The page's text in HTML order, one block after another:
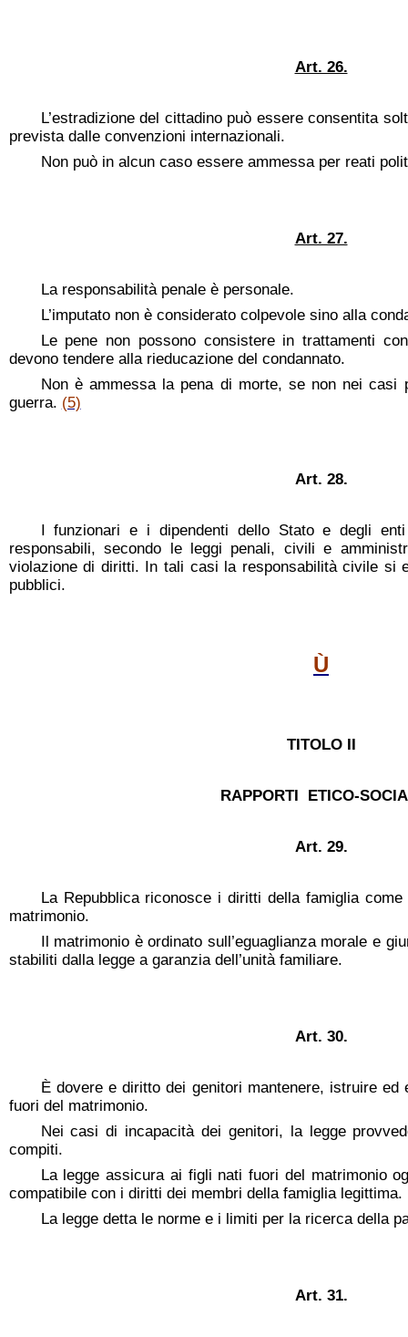
Art. 26.
L’estradizione del cittadino può essere consentita
prevista dalle convenzioni internazionali.
Non può in alcun caso essere ammessa per reati
Art. 27.
La responsabilità penale è personale.
L’imputato non è considerato colpevole sino alla
Le pene non possono consistere in trattamenti
devono tendere alla rieducazione del condannato.
Non è ammessa la pena di morte, se non nei casi
guerra. (5)
Art. 28.
I funzionari e i dipendenti dello Stato e degli enti
responsabili, secondo le leggi penali, civili e
violazione di diritti. In tali casi la responsabilità civile si
pubblici.
Ù
TITOLO II
RAPPORTI ETICO-
Art. 29.
La Repubblica riconosce i diritti della famiglia
matrimonio.
Il matrimonio è ordinato sull’eguaglianza morale e
stabiliti dalla legge a garanzia dell’unità familiare.
Art. 30.
È dovere e diritto dei genitori mantenere, istruire
fuori del matrimonio.
Nei casi di incapacità dei genitori, la legge
compiti.
La legge assicura ai figli nati fuori del matrimonio
compatibile con i diritti dei membri della famiglia legittima.
La legge detta le norme e i limiti per la ricerca della
Art. 31.